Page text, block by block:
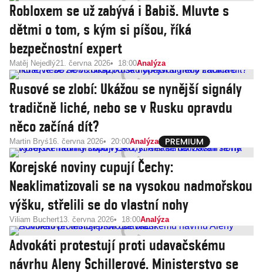
Robloxem se už zabývá i Babiš. Mluvte s
dětmi o tom, s kým si píšou, říká
bezpečnostní expert
Matěj Nejedlý21. června 2026 18:00Analýza
Rusové se zlobí: Ukážou se nynější signály
tradičně liché, nebo se v Rusku opravdu
něco začíná dít?
Martin Bryś16. června 2026 20:00Analýza
Korejské noviny cupují Čechy:
Neaklimatizovali se na vysokou nadmořskou
výšku, střelili se do vlastní nohy
Viliam Buchert13. června 2026 18:00Analýza
Advokáti protestují proti udavačskému
návrhu Aleny Schillerové. Ministerstvo se